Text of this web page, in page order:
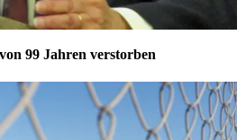
99 Jahren verstorben